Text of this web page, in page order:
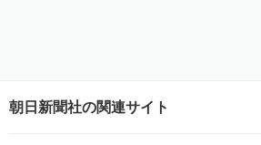
朝日新聞社の関連サイト